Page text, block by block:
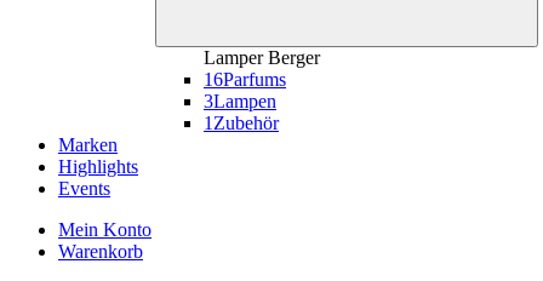
Lamper Berger
16Parfums
3Lampen
1 Zubehör
Marken
Highlights
Events
Mein Konto
Warenkorb